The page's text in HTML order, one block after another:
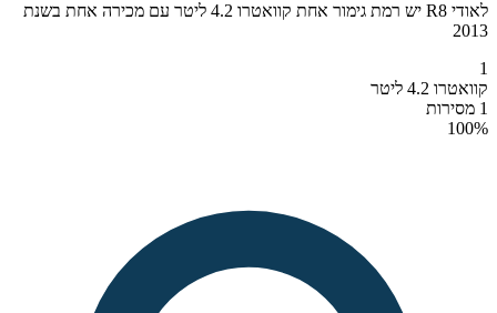
לאודי R8 יש רמת גימור אחת קוואטרו 4.2 ליטר עם מכירה אחת בשנת
2013
1
קוואטרו 4.2 ליטר
1 מסירות
100%